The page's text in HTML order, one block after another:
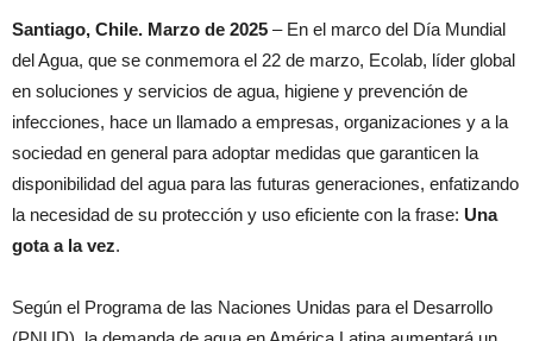
Santiago, Chile. Marzo de 2025 – En el marco del Día Mundial
del Agua, que se conmemora el 22 de marzo, Ecolab, líder global
en soluciones y servicios de agua, higiene y prevención de
infecciones, hace un llamado a empresas, organizaciones y a la
sociedad en general para adoptar medidas que garanticen la
disponibilidad del agua para las futuras generaciones, enfatizando
la necesidad de su protección y uso eficiente con la frase: Una
gota a la vez.
Según el Programa de las Naciones Unidas para el Desarrollo